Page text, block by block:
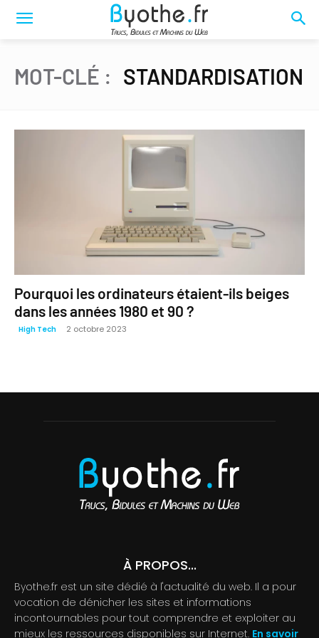
MOT-CLÉ : STANDARDISATION
Pourquoi les ordinateurs étaient-ils beiges
dans les années 1980 et 90 ?
High Tech 2 octobre 2023
À PROPOS...
Byothe.fr est un site dédié à l'actualité du web. Il a pour
vocation de dénicher les sites et informations
incontournables pour tout comprendre et exploiter au
mieux les ressources disponibles sur Internet. En savoir